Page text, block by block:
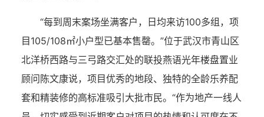
“每到周末案场坐满客户，日均来访100多组，项
目105/108㎡小户型已基本售罄。”位于武汉市青山区
北洋桥西路与三弓路交汇处的联投燕语光年楼盘置业
顾问陈文康说，项目优秀的地段、独特的全龄乐养配
套和精装修的高标准吸引大批市民。“作为地产一线人